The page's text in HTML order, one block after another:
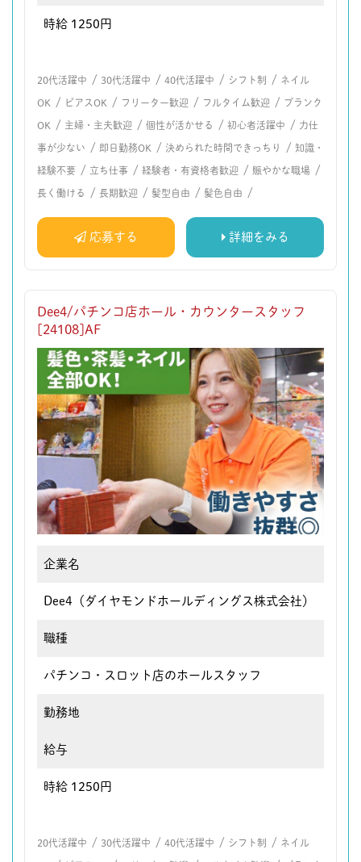
時給 1250円
20代活躍中 / 30代活躍中 / 40代活躍中 / シフト制 / ネイル
OK / ピアスOK / フリーター歓迎 / フルタイム歓迎 / ブランク
OK / 主婦・主夫歓迎 / 個性が活かせる / 初心者活躍中 / 力仕
事が少ない / 即日勤務OK / 決められた時間できっちり / 知識・
経験不要 / 立ち仕事 / 経験者・有資格者歓迎 / 賑やかな職場 /
長く働ける / 長期歓迎 / 髪型自由 / 髪色自由 /
応募する 詳細をみる
Dee4/パチンコ店ホール・カウンタースタッフ
[24108]AF
企業名
Dee4（ダイヤモンドホールディングス株式会社）
職種
パチンコ・スロット店のホールスタッフ
勤務地
給与
時給 1250円
20代活躍中 / 30代活躍中 / 40代活躍中 / シフト制 / ネイル